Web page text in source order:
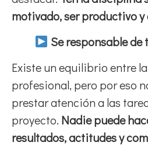
motivado, ser productivo y
Se responsable de
Existe un equilibrio entre
profesional, pero por eso
prestar atención a las
proyecto. Nadie puede
resultados, actitudes y